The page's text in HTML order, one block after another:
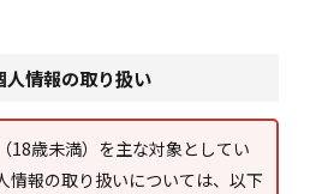
情報の取り扱い
18歳未満）を主な対象としてい
情報の取り扱いについては、以下